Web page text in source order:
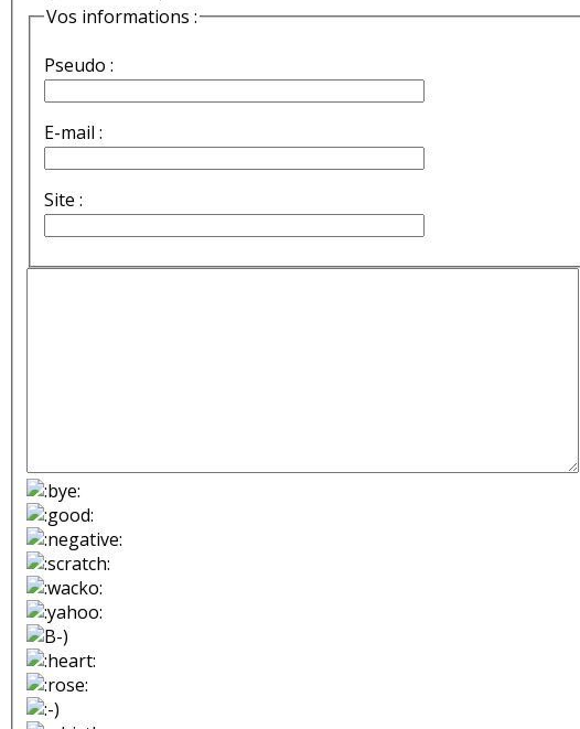
Vos informations :
Pseudo :
E-mail :
Site :